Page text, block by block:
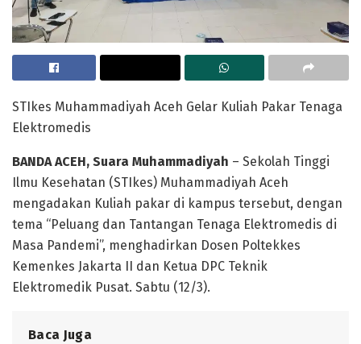
STIkes Muhammadiyah Aceh Gelar Kuliah Pakar Tenaga
Elektromedis
BANDA ACEH, Suara Muhammadiyah – Sekolah Tinggi
Ilmu Kesehatan (STIkes) Muhammadiyah Aceh
mengadakan Kuliah pakar di kampus tersebut, dengan
tema “Peluang dan Tantangan Tenaga Elektromedis di
Masa Pandemi”, menghadirkan Dosen Poltekkes
Kemenkes Jakarta II dan Ketua DPC Teknik
Elektromedik Pusat. Sabtu (12/3).
Baca Juga